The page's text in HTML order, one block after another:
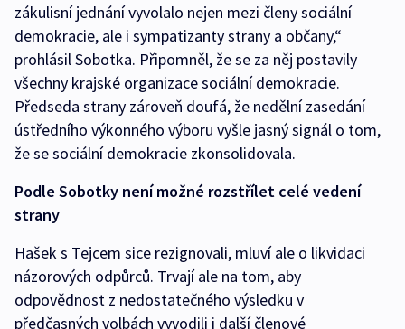
zákulisní jednání vyvolalo nejen mezi členy sociální
demokracie, ale i sympatizanty strany a občany,“
prohlásil Sobotka. Připomněl, že se za něj postavily
všechny krajské organizace sociální demokracie.
Předseda strany zároveň doufá, že nedělní zasedání
ústředního výkonného výboru vyšle jasný signál o tom,
že se sociální demokracie zkonsolidovala.
Podle Sobotky není možné rozstřílet celé vedení
strany
Hašek s Tejcem sice rezignovali, mluví ale o likvidaci
názorových odpůrců. Trvají ale na tom, aby
odpovědnost z nedostatečného výsledku v
předčasných volbách vyvodili i další členové